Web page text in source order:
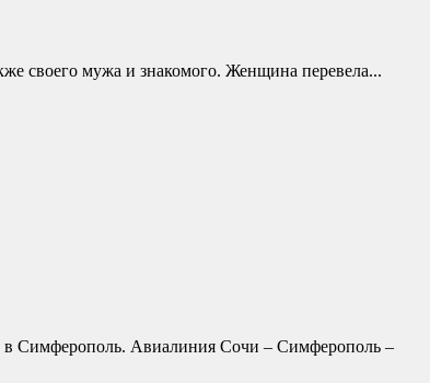
своего мужа и знакомого. Женщина перевела...
в Симферополь. Авиалиния Сочи – Симферополь –